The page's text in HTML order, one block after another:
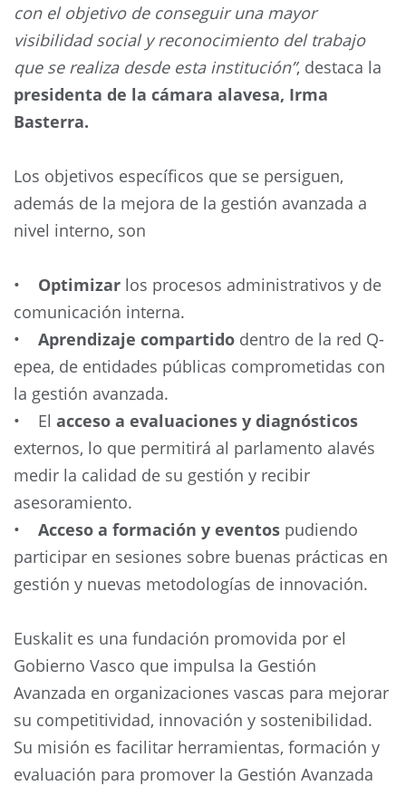
con el objetivo de conseguir una mayor
visibilidad social y reconocimiento del trabajo
que se realiza desde esta institución”, destaca la
presidenta de la cámara alavesa, Irma
Basterra.
Los objetivos específicos que se persiguen,
además de la mejora de la gestión avanzada a
nivel interno, son
• Optimizar los procesos administrativos y de
comunicación interna.
• Aprendizaje compartido dentro de la red Q-
epea, de entidades públicas comprometidas con
la gestión avanzada.
• El acceso a evaluaciones y diagnósticos
externos, lo que permitirá al parlamento alavés
medir la calidad de su gestión y recibir
asesoramiento.
• Acceso a formación y eventos pudiendo
participar en sesiones sobre buenas prácticas en
gestión y nuevas metodologías de innovación.
Euskalit es una fundación promovida por el
Gobierno Vasco que impulsa la Gestión
Avanzada en organizaciones vascas para mejorar
su competitividad, innovación y sostenibilidad.
Su misión es facilitar herramientas, formación y
evaluación para promover la Gestión Avanzada